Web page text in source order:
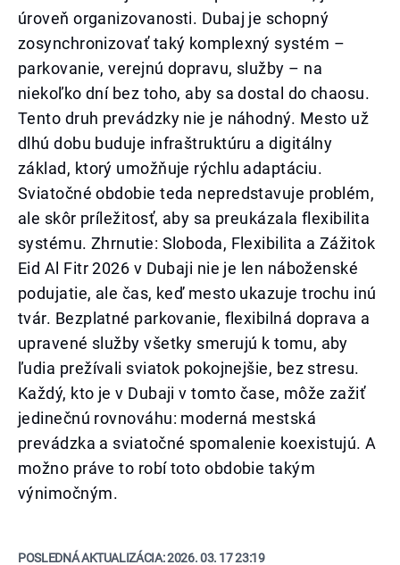
úroveň organizovanosti. Dubaj je schopný
zosynchronizovať taký komplexný systém –
parkovanie, verejnú dopravu, služby – na
niekoľko dní bez toho, aby sa dostal do chaosu.
Tento druh prevádzky nie je náhodný. Mesto už
dlhú dobu buduje infraštruktúru a digitálny
základ, ktorý umožňuje rýchlu adaptáciu.
Sviatočné obdobie teda nepredstavuje problém,
ale skôr príležitosť, aby sa preukázala flexibilita
systému. Zhrnutie: Sloboda, Flexibilita a Zážitok
Eid Al Fitr 2026 v Dubaji nie je len náboženské
podujatie, ale čas, keď mesto ukazuje trochu inú
tvár. Bezplatné parkovanie, flexibilná doprava a
upravené služby všetky smerujú k tomu, aby
ľudia prežívali sviatok pokojnejšie, bez stresu.
Každý, kto je v Dubaji v tomto čase, môže zažiť
jedinečnú rovnováhu: moderná mestská
prevádzka a sviatočné spomalenie koexistujú. A
možno práve to robí toto obdobie takým
výnimočným.
POSLEDNÁ AKTUALIZÁCIA:2026. 03. 17 23:19